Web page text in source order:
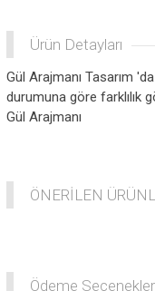
Ürün Detayları
Gül Arajmanı Tasarım
durumuna göre farklılık
Gül Arajmanı
ÖNERİLEN
Ödeme